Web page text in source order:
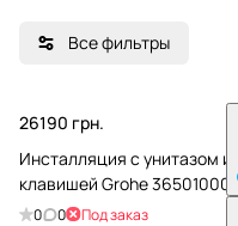
Все фильтры
26190 грн.
Инсталляция с унитазом и
клавишей Grohe 36501000
0 0 Под заказ